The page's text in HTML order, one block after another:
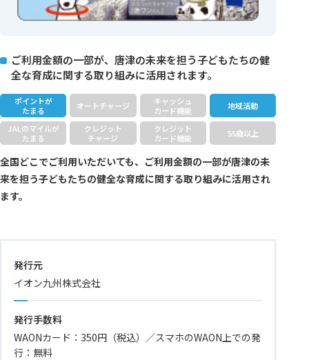
ご利用金額の一部が、唐津の未来を担う子どもたちの健
全な育成に関する取り組みに活用されます。
ポイントが
たまる
オートチャージ
キャッシュ
カード機能
地域活動
JALのマイルが
たまる
クレジット
チャージ
クレジット
カード機能
55歳以上
全国どこでご利用いただいても、ご利用金額の一部が唐津の未
来を担う子どもたちの健全な育成に関する取り組みに活用され
ます。
発行元
イオン九州株式会社
発行手数料
WAONカード：350円（税込）／スマホのWAON上での発
行：無料